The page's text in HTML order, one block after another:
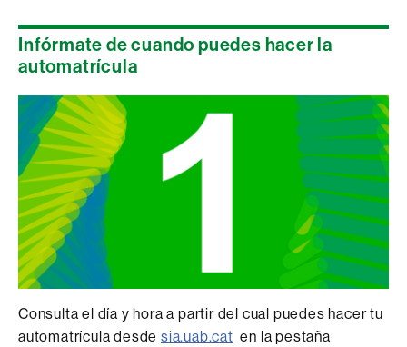
Infórmate de cuando puedes hacer la
automatrícula
Consulta el día y hora a partir del cual puedes hacer tu
automatrícula desdesia.uab.cat en la pestaña